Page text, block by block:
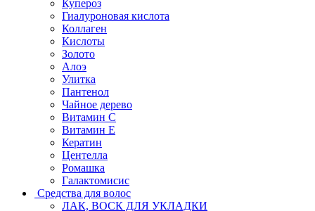
Купероз
Гиалуроновая кислота
Коллаген
Кислоты
Золото
Алоэ
Улитка
Пантенол
Чайное дерево
Витамин C
Витамин Е
Кератин
Центелла
Ромашка
Галактомисис
Средства для волос
ЛАК, ВОСК ДЛЯ УКЛАДКИ